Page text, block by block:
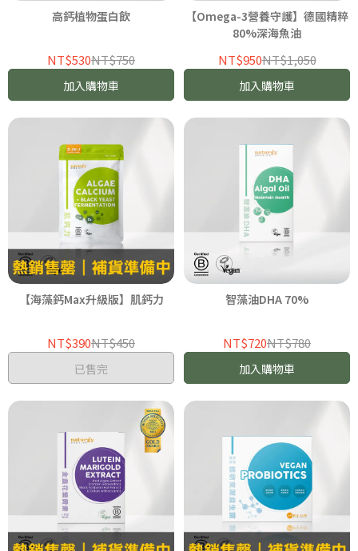
高鈣植物蛋白飲
NT$530NT$750
加入購物車
【Omega-3營養守護】德國精粹
80%深海魚油
NT$950NT$1,050
加入購物車
【海藻鈣Max升級版】肌鈣力
NT$390NT$450
已售完
智藻油DHA 70%
NT$720NT$780
加入購物車